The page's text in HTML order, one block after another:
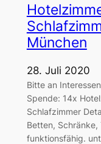
München
28. Juli 2020
Bitte an
Spende: 14x
Schlafzimmer
Betten, Schränke,
funktionsfähig.